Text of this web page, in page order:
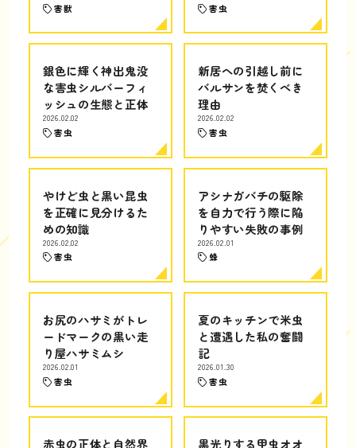
害獣 害虫
銀色に輝く神出鬼没
な害虫シルバーフィ
ッシュの生態と正体
2026.02.02
害虫
新居への引越し前に
バルサンを焚くべき
理由
2026.02.02
害虫
やけど虫と黒い昆虫
を正確に見分けるた
めの知識
2026.02.02
害虫
アシナガバチの駆除
を自力で行う際に陥
りやすい失敗の事例
2026.02.01
蜂
お尻のハサミがトレ
ードマークの黒い走
り屋ハサミムシ
2026.02.01
害虫
夏のキッチンで米虫
と遭遇した私の奮闘
記
2026.01.30
害虫
赤虫の正体と自然界
黒光りする甲虫オオ